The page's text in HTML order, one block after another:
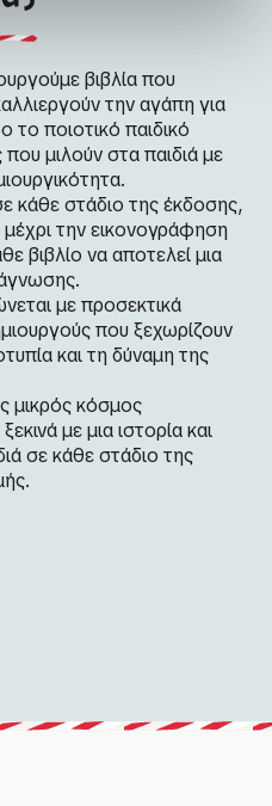
βιβλία που
την αγάπη για
ποιοτικό παιδικό
που μιλούν στα παιδιά με
κάθε στάδιο της έκδοσης,
την εικονογράφηση
βιβλίο να αποτελεί μια
με προσεκτικά
που ξεχωρίζουν
και τη δύναμη της
μικρός κόσμος
με μια ιστορία και
σε κάθε στάδιο της